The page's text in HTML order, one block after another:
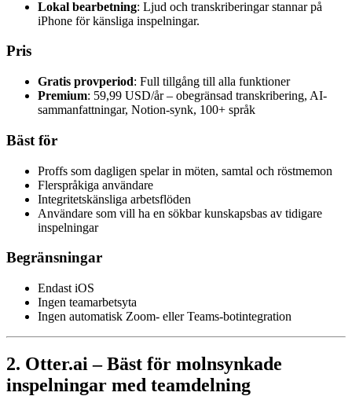
Lokal bearbetning: Ljud och transkriberingar stannar på
iPhone för känsliga inspelningar.
Pris
Gratis provperiod: Full tillgång till alla funktioner
Premium: 59,99 USD/år – obegränsad transkribering, AI-
sammanfattningar, Notion-synk, 100+ språk
Bäst för
Proffs som dagligen spelar in möten, samtal och röstmemon
Flerspråkiga användare
Integritetskänsliga arbetsflöden
Användare som vill ha en sökbar kunskapsbas av tidigare
inspelningar
Begränsningar
Endast iOS
Ingen teamarbetsyta
Ingen automatisk Zoom- eller Teams-botintegration
2. Otter.ai – Bäst för molnsynkade
inspelningar med teamdelning